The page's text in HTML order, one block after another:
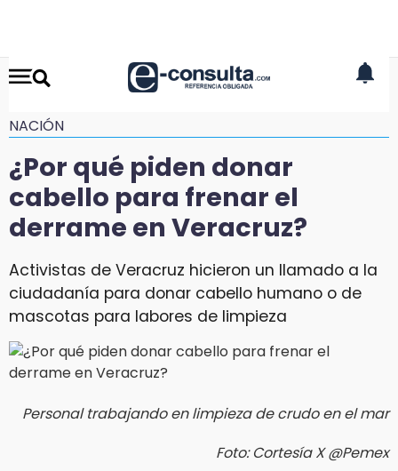
NACIÓN
¿Por qué piden donar
cabello para frenar el
derrame en Veracruz?
Activistas de Veracruz hicieron un llamado a la
ciudadanía para donar cabello humano o de
mascotas para labores de limpieza
Personal trabajando en limpieza de crudo en el mar
Foto: Cortesía X @Pemex